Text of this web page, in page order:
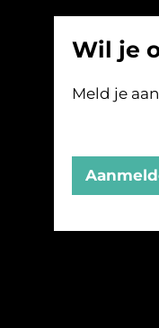
Wil je
Meld je